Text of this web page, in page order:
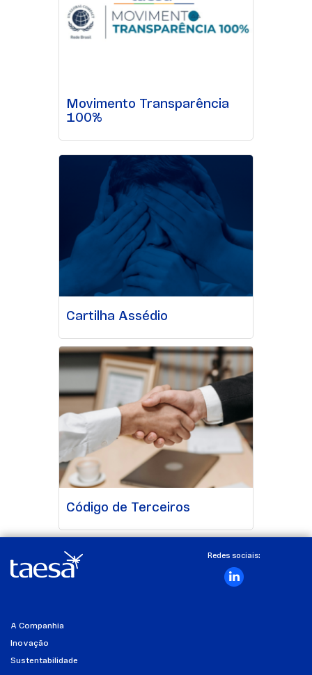
Movimento Transparência
100%
Cartilha Assédio
Código de Terceiros
Redes sociais:
A Companhia
Inovação
Sustentabilidade